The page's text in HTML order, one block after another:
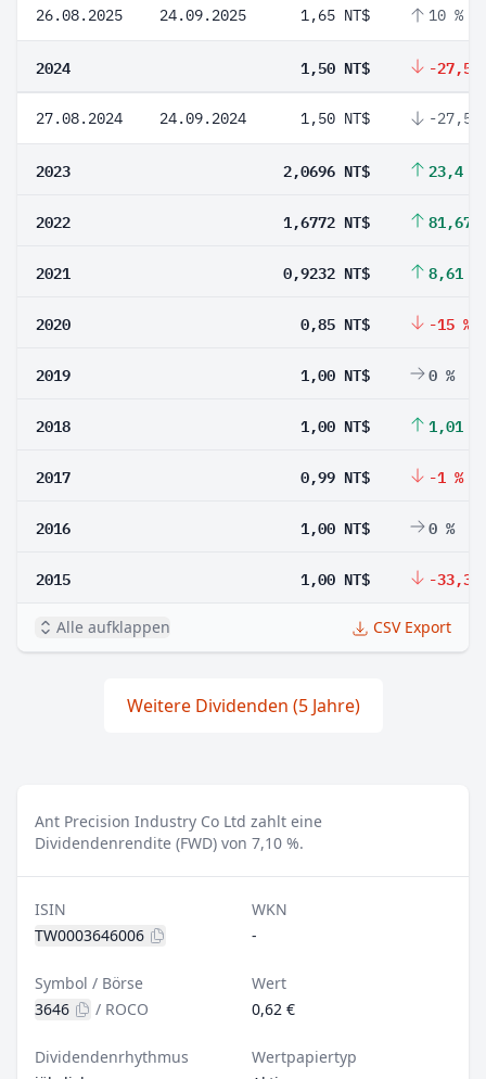
26.08.2025 24.09.2025 1,65 NT$ 10 %
2024 1,50 NT$ -27,52
27.08.2024 24.09.2024 1,50 NT$ -27,52
2023 2,0696 NT$ 23,4 %
2022 1,6772 NT$ 81,67
2021 0,9232 NT$ 8,61 %
2020 0,85 NT$ -15 %
2019 1,00 NT$ 0 %
2018 1,00 NT$ 1,01 %
2017 0,99 NT$ -1 %
2016 1,00 NT$ 0 %
2015 1,00 NT$ -33,33
Alle aufklappen CSV Export
Weitere Dividenden (5 Jahre)
Ant Precision Industry Co Ltd zahlt eine
Dividendenrendite (FWD) von 7,10 %.
ISIN
TW0003646006
WKN
-
Symbol / Börse
3646
/ ROCO
Wert
0,62 €
Dividendenrhythmus
Wertpapiertyp